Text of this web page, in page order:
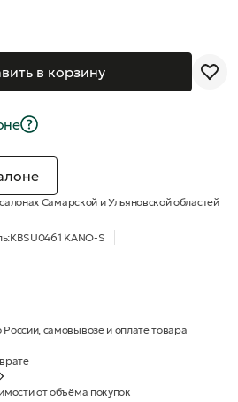
в корзину
Самарской и Ульяновской областей
KBSU0461 KANO-S
самовывозе и оплате товара
от объёма покупок